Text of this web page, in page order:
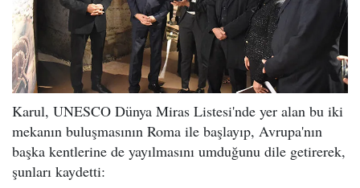
Karul, UNESCO Dünya Miras Listesi'nde yer alan bu iki
mekanın buluşmasının Roma ile başlayıp, Avrupa'nın
başka kentlerine de yayılmasını umduğunu dile getirerek,
şunları kaydetti: